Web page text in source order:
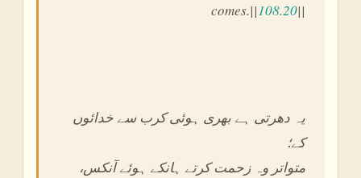
comes.||108.20||
یہ دھرتی ہے بھری ہوئی کرب سے خدائوں
کے؛
،متواتر وہ زحمت کرتے ہانکے ہوئے آنکس